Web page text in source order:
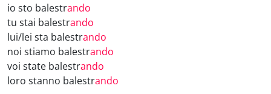
io sto balestrando
tu stai balestrando
lui/lei sta balestrando
noi stiamo balestrando
voi state balestrando
loro stanno balestrando